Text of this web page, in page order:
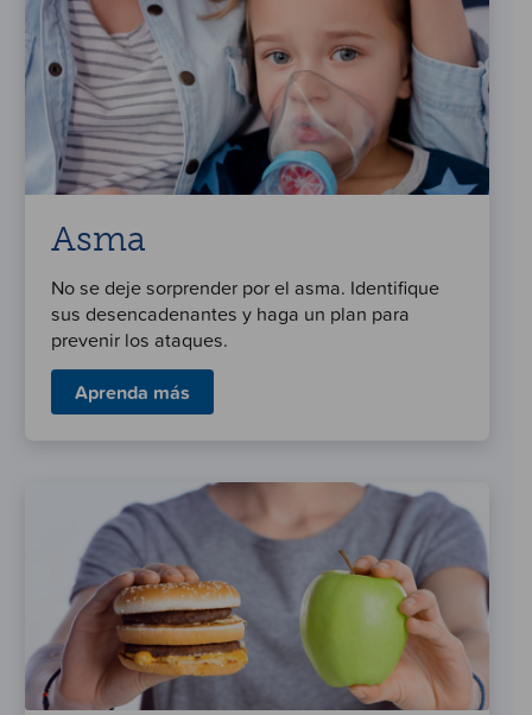
Asma
No se deje sorprender por el asma. Identifique
sus desencadenantes y haga un plan para
prevenir los ataques.
Aprenda más